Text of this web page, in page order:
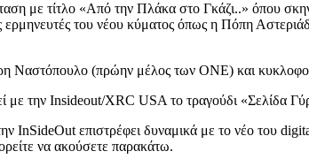
με τίτλο «Από την Πλάκα στο Γκάζι..» όπου
ερμηνευτές του νέου κύματος όπως η Πόπη
Ναστόπουλο (πρώην μέλος των ΟΝΕ) και
με την Insideout/XRC USA το τραγούδι «Σελίδα
InSideOut επιστρέφει δυναμικά με το νέο του
να ακούσετε παρακάτω.